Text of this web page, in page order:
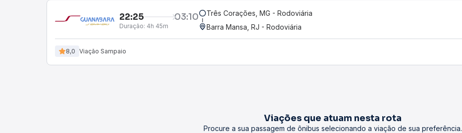
22:25 03:10
Duração: 4h 45m
Três Corações, MG - Rodoviária
Barra Mansa, RJ - Rodoviária
8,0 Viação Sampaio
Viações que atuam nesta rota
Procure a sua passagem de ônibus selecionando a viação de sua preferência.